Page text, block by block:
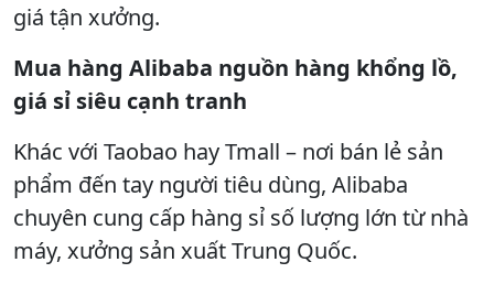
giá tận xưởng.
Mua hàng Alibaba nguồn hàng khổng lồ,
giá sỉ siêu cạnh tranh
Khác với Taobao hay Tmall – nơi bán lẻ sản
phẩm đến tay người tiêu dùng, Alibaba
chuyên cung cấp hàng sỉ số lượng lớn từ nhà
máy, xưởng sản xuất Trung Quốc.